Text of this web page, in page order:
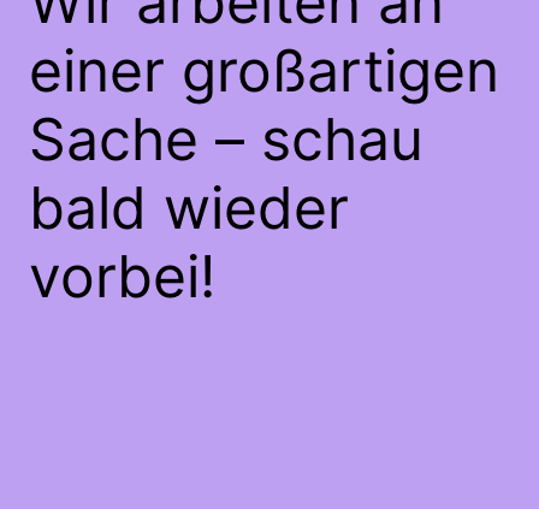
einer großartigen
Sache – schau
bald wieder
vorbei!